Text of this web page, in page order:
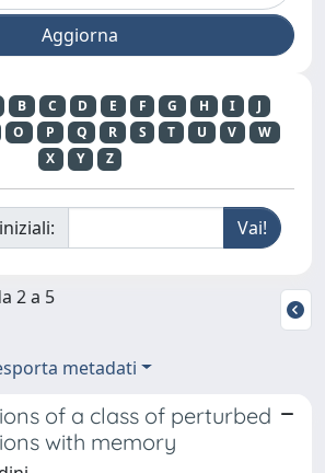
B C D E F G H I
J
O P Q R S T U V
W
X
Y Z
2 a 5
metadati
of a class of perturbed
with memory